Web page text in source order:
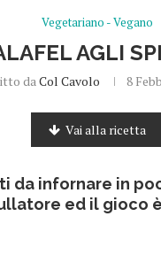
Vegetariano - Vegano
AGLI
daCol Cavolo 8
Vai alla ricetta
da infornare in
ed il gioco